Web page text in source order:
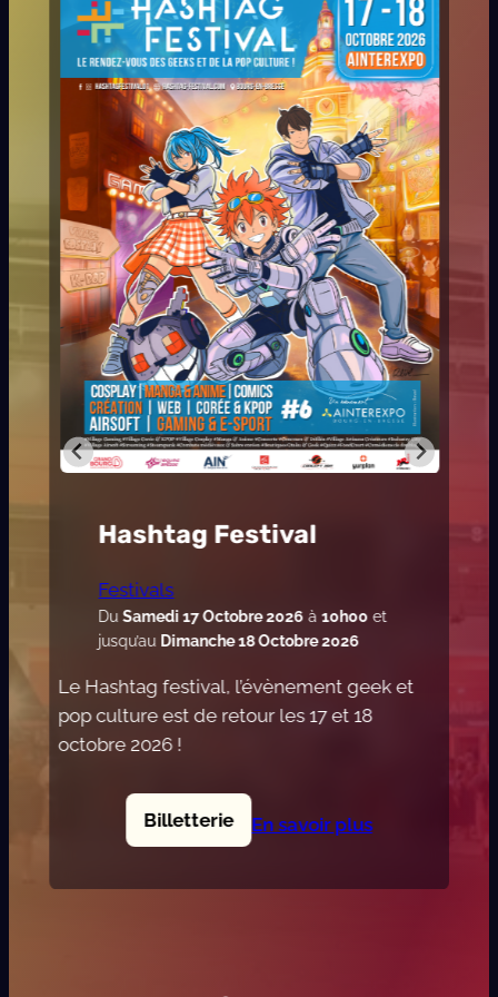
Hashtag Festival
Festivals
DuSamedi 17 Octobre 2026 à 10h00 et
jusqu’au Dimanche 18 Octobre 2026
Le Hashtag festival, l’évènement geek et
pop culture est de retour les 17 et 18
octobre 2026 !
Billetterie
En savoir plus